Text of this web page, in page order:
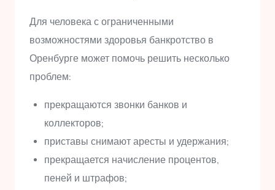
Для человека с ограниченными
возможностями здоровья банкротство в
Оренбурге может помочь решить несколько
проблем:
прекращаются звонки банков и
коллекторов;
приставы снимают аресты и удержания;
прекращается начисление процентов,
пеней и штрафов;